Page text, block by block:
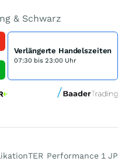
& Schwarz
Verlängerte Handelszeiten
07:30 bis 23:00 Uhr
TER Performance 1 J